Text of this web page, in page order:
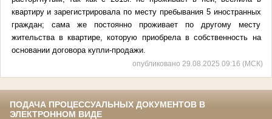
квартиру и зарегистрировала по месту пребывания 5 иностранных
граждан; сама же постоянно проживает по другому месту
жительства в квартире, которую приобрела в собственность на
основании договора купли-продажи.
опубликовано 29.08.2025 09:16 (МСК)
ПОДАЧА ПРОЦЕССУАЛЬНЫХ ДОКУМЕНТОВ В
ЭЛЕКТРОННОМ ВИДЕ